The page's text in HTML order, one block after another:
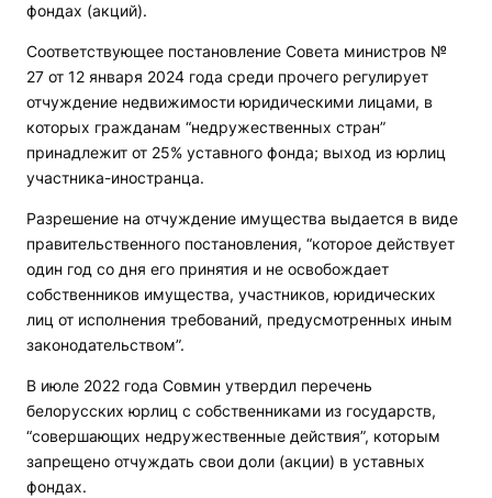
фондах (акций).
Соответствующее постановление Совета министров №
27 от 12 января 2024 года среди прочего регулирует
отчуждение недвижимости юридическими лицами, в
которых гражданам “недружественных стран”
принадлежит от 25% уставного фонда; выход из юрлиц
участника-иностранца.
Разрешение на отчуждение имущества выдается в виде
правительственного постановления, “которое действует
один год со дня его принятия и не освобождает
собственников имущества, участников, юридических
лиц от исполнения требований, предусмотренных иным
законодательством”.
В июле 2022 года Совмин утвердил перечень
белорусских юрлиц с собственниками из государств,
“совершающих недружественные действия”, которым
запрещено отчуждать свои доли (акции) в уставных
фондах.